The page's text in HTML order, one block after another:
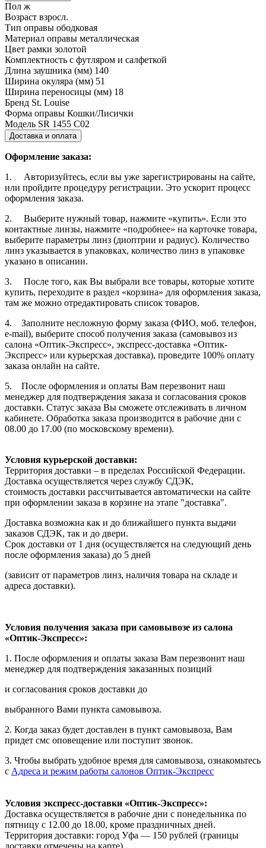
Пол ж
Возраст взросл.
Тип оправы ободковая
Материал оправы металлическая
Цвет рамки золотой
Комплектность с футляром и салфеткой
Длина заушника (мм) 140
Ширина окуляра (мм) 51
Ширина переносицы (мм) 18
Бренд St. Louise
Форма оправы Кошки/Лисички
Модель SR 1455 C02
Доставка и оплата
Оформление заказа:
1. Авторизуйтесь, если вы уже зарегистрированы на сайте,
или пройдите процедуру регистрации. Это ускорит процесс
оформления заказа.
2. Выберите нужный товар, нажмите «купить». Если это
контактные линзы, нажмите «подробнее» на карточке товара,
выберите параметры линз (диоптрии и радиус). Количество
линз указывается в упаковках, количество линз в упаковке
указано в описании.
3. После того, как Вы выбрали все товары, которые хотите
купить, переходите в раздел «корзина» для оформления заказа,
там же можно отредактировать список товаров.
4. Заполните несложную форму заказа (ФИО, моб. телефон,
e-mail), выберите способ получения заказа (самовывоз из
салона «Оптик-Экспресс», экспресс-доставка «Оптик-
Экспресс» или курьерская доставка), проведите 100% оплату
заказа онлайн на сайте.
5. После оформления и оплаты Вам перезвонит наш
менеджер для подтверждения заказа и согласования сроков
доставки. Статус заказа Вы сможете отслеживать в личном
кабинете. Обработка заказа производится в рабочие дни с
08.00 до 17.00 (по московскому времени).
Условия курьерской доставки:
Территория доставки – в пределах Российской Федерации.
Доставка осуществляется через службу СДЭК,
стоимость доставки рассчитывается автоматически на сайте
при оформлении заказа в корзине на этапе "доставка".
Доставка возможна как и до ближайшего пункта выдачи
заказов СДЭК, так и до двери.
Срок доставки от 1 дня (осуществляется на следующий день
после оформления заказа) до 5 дней
(зависит от параметров линз, наличия товара на складе и
адреса доставки).
Условия получения заказа при самовывозе из салона
«Оптик-Экспресс»:
1. После оформления и оплаты заказа Вам перезвонит наш
менеджер для подтверждения заказанных позиций
и согласования сроков доставки до
выбранного Вами пункта самовывоза.
2. Когда заказ будет доставлен в пункт самовывоза, Вам
придет смс оповещение или поступит звонок.
3. Чтобы выбрать удобное время для самовывоза, ознакомьтесь
с Адреса и режим работы салонов Оптик-Экспресс
Условия экспресс-доставки «Оптик-Экспресс»:
Доставка осуществляется в рабочие дни с понедельника по
пятницу с 12.00 до 18.00, кроме праздничных дней.
Территория доставки: город Уфа — 150 рублей (границы
доставки отмечены на карте).